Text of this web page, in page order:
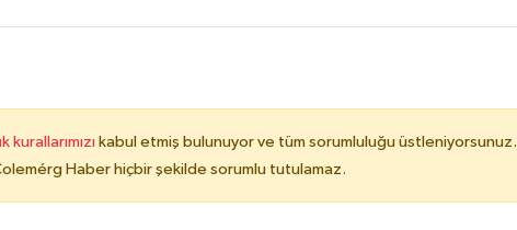
kurallarımızı kabul etmiş bulunuyor ve tüm sorumluluğu üstleniyorsunuz.
Haber hiçbir şekilde sorumlu tutulamaz.